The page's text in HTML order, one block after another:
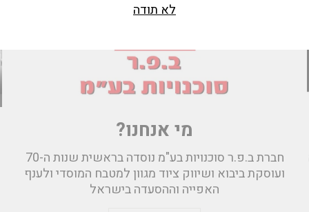
מי אנחנו?
חברת ב.פ.ר סוכנויות בע"מ נוסדה בראשית שנות ה-70
ועוסקת ביבוא ושיווק ציוד מגוון למטבח המוסדי ולענף
האפייה וההסעדה בישראל
לא תודה